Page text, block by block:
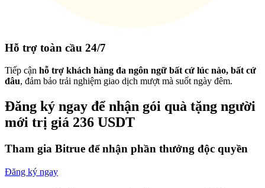
Hỗ trợ toàn cầu 24/7
Tiếp cận hỗ trợ khách hàng đa ngôn ngữ bất cứ lúc nào, bất cứ
đâu, đảm bảo trải nghiệm giao dịch mượt mà suốt ngày đêm.
Đăng ký ngay để nhận gói quà tặng người
mới trị giá 236 USDT
Tham gia Bitrue để nhận phần thưởng độc quyền
Đăng ký ngay